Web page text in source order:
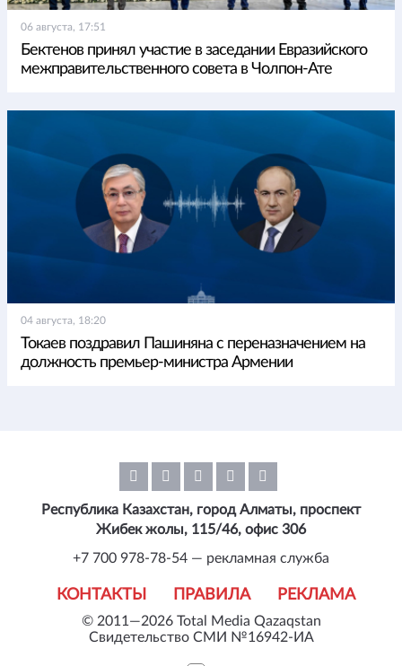
06 августа, 17:51
Бектенов принял участие в заседании Евразийского
межправительственного совета в Чолпон-Ате
04 августа, 18:20
Токаев поздравил Пашиняна с переназначением на
должность премьер-министра Армении
© 2011—2026 Total Media Qazaqstan
Свидетельство СМИ №16942-ИА
КОНТАКТЫ ПРАВИЛА РЕКЛАМА
Республика Казахстан, город Алматы, проспект
Жибек жолы, 115/46, офис 306
+7 700 978-78-54 — рекламная служба